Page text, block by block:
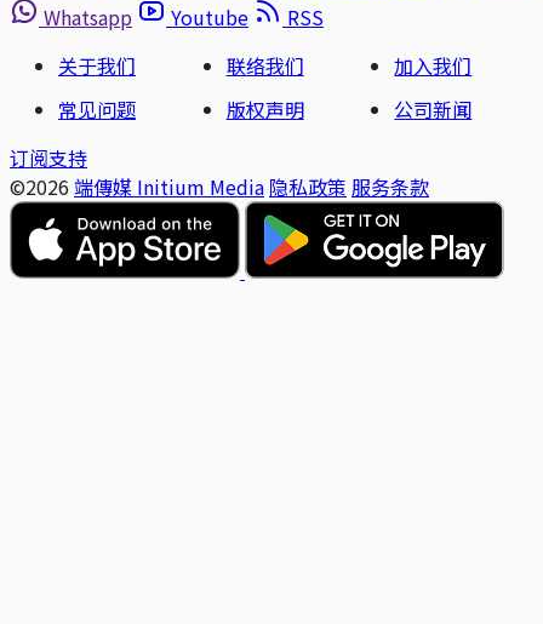
Whatsapp
Youtube
RSS
关于我们
联络我们
加入我们
常见问题
版权声明
公司新闻
订阅支持
©2026 端傳媒 Initium Media 隐私政策 服务条款